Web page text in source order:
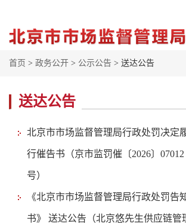
首页 > 政务公开 > 公示公告 > 送达公告
送达公告
北京市市场监督管理局行政处罚决定
行催告书（京市监罚催〔2026〕07012
号）
《北京市市场监督管理局行政处罚告
书》 送达公告（北京悠先生供应链管